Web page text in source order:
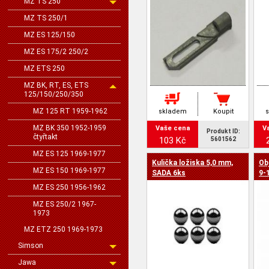
MZ TS 250/1
MZ ES 125/150
MZ ES 175/2 250/2
MZ ETS 250
MZ BK, RT, ES, ETS
125/150/250/350
MZ 125 RT 1959-1962
MZ BK 350 1952-1959
čtyřtakt
MZ ES 125 1969-1977
MZ ES 150 1969-1977
MZ ES 250 1956-1962
MZ ES 250/2 1967-
1973
MZ ETZ 250 1969-1973
Simson
Jawa
skladem Koupit
Vaše cena
103 Kč
Produkt ID:
5601562
Kulička ložiska 5,0 mm,
SADA 6ks
9-